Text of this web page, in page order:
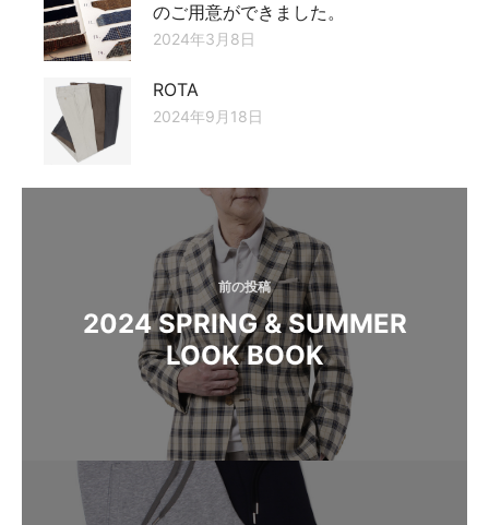
のご用意ができました。
2024年3月8日
ROTA
2024年9月18日
前の投稿
2024 SPRING & SUMMER
LOOK BOOK